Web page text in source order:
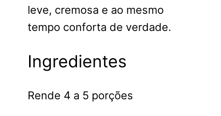
leve, cremosa e ao mesmo
tempo conforta de verdade.
Ingredientes
Rende 4 a 5 porções